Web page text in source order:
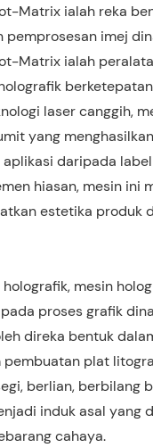
Matrix ialah reka
pemprosesan imej
Matrix ialah
laser canggih,
yang
daripada
hiasan, mesin ini
estetika produk
mesin
proses grafik
direka bentuk
plat
berlian, berbilang
induk asal yang
cahaya.